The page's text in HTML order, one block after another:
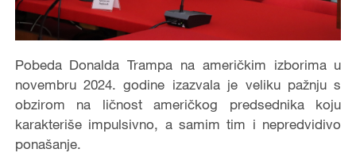
Pobeda Donalda Trampa na američkim izborima u
novembru 2024. godine izazvala je veliku pažnju s
obzirom na ličnost američkog predsednika koju
karakteriše impulsivno, a samim tim i nepredvidivo
ponašanje.